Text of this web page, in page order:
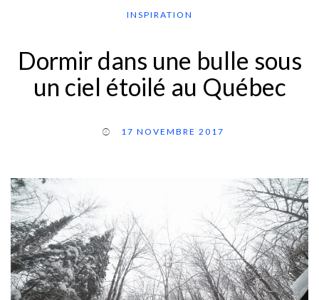
INSPIRATION
Dormir dans une bulle sous
un ciel étoilé au Québec
17 NOVEMBRE 2017